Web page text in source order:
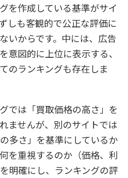
を作成している基準がサイ
しも客観的で公正な評価に
いからです。中には、広告
意図的に上位に表示する、
のランキングも存在しま
では「買取価格の高さ」を
ませんが、別のサイトでは
多さ」を基準にしているか
を重視するのか（価格、利
明確にし、ランキングの評